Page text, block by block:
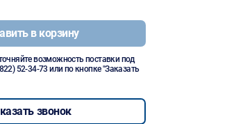
в корзину
возможность поставки под
52-34-73 или по кнопке "Заказать
звонок